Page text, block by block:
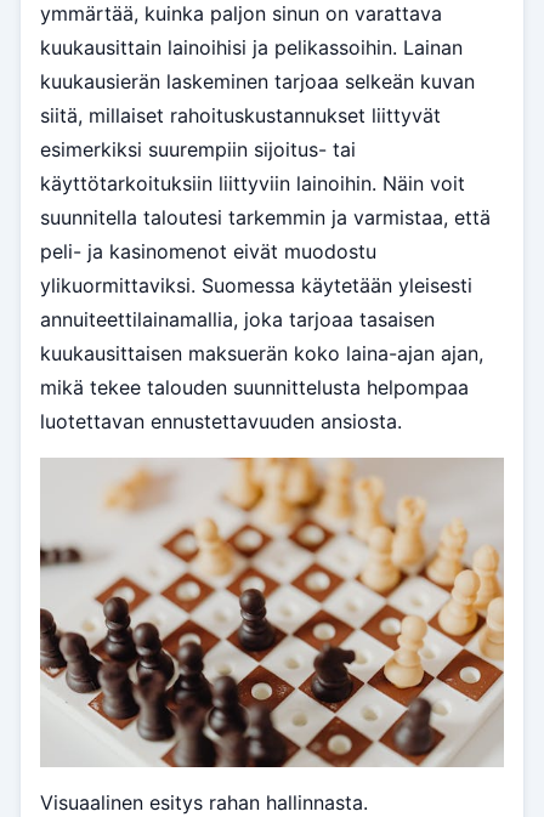
ymmärtää, kuinka paljon sinun on varattava
kuukausittain lainoihisi ja pelikassoihin. Lainan
kuukausierän laskeminen tarjoaa selkeän kuvan
siitä, millaiset rahoituskustannukset liittyvät
esimerkiksi suurempiin sijoitus- tai
käyttötarkoituksiin liittyviin lainoihin. Näin voit
suunnitella taloutesi tarkemmin ja varmistaa, että
peli- ja kasinomenot eivät muodostu
ylikuormittaviksi. Suomessa käytetään yleisesti
annuiteettilainamallia, joka tarjoaa tasaisen
kuukausittaisen maksuerän koko laina-ajan ajan,
mikä tekee talouden suunnittelusta helpompaa
luotettavan ennustettavuuden ansiosta.
Visuaalinen esitys rahan hallinnasta.